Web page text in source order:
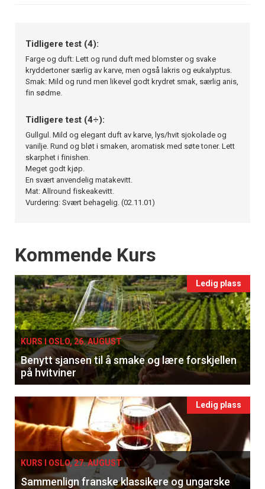
Tidligere test (4):
Farge og duft: Lett og rund duft med blomster og svake
kryddertoner særlig av karve, men også lakris og eukalyptus.
Smak: Mild og rund men likevel godt krydret smak, særlig anis,
fin sødme.
Tidligere test (4÷):
Gullgul. Mild og elegant duft av karve, lys/hvit sjokolade og
vanilje. Rund og bløt i smaken, aromatisk med søte toner. Lett
skarphet i finishen.
Meget godt kjøp.
En svært anvendelig matakevitt.
Mat: Allround fiskeakevitt.
Vurdering: Svært behagelig. (02.11.01)
Events
Kommende Kurs
Ledig plass
KURS I OSLO, 26. AUGUST
Benytt sjansen til å smake og lære forskjellen
på hvitviner
Ledig plass
KURS I OSLO, 27. AUGUST
Sammenlign franske klassikere og ungarske